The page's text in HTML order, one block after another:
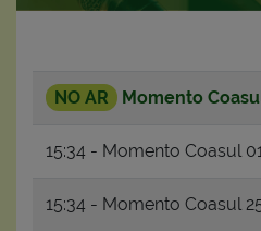
NO AR Momento
15:34 - Momento Coasul
15:34 - Momento Coasul